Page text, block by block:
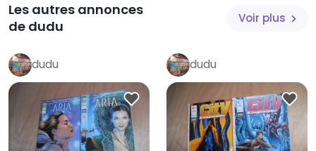
Les autres annonces
de dudu
Voir plus
dudu dudu